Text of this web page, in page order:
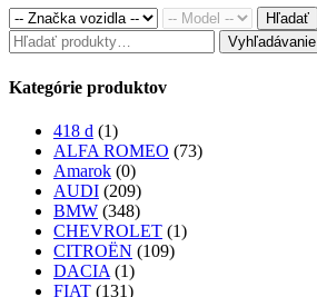
Hľadať
Hľadať: Vyhľadávanie
Kategórie produktov
418 d (1)
ALFA ROMEO (73)
Amarok (0)
AUDI (209)
BMW (348)
CHEVROLET (1)
CITROËN (109)
DACIA (1)
FIAT (131)